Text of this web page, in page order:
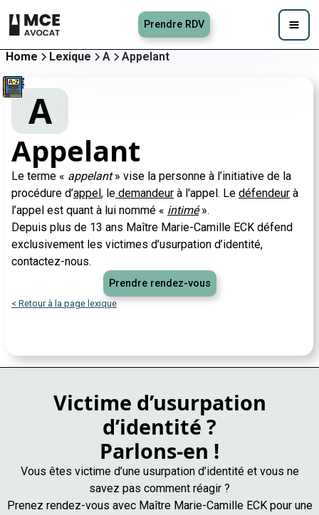
Prendre RDV
Home Lexique A Appelant
A
Appelant
Le terme « appelant» vise la personne à l’initiative de la
procédure d’appel, le demandeur à l'appel. Le défendeur à
l’appel est quant à lui nommé « intimé».
Depuis plus de 13 ans Maître Marie-Camille ECK défend
exclusivement les victimes d’usurpation d’identité,
contactez-nous.
Prendre rendez-vous
< Retour à la page lexique
Victime d’usurpation
d’identité ?
Parlons-en !
Vous êtes victime d’une usurpation d’identité et vous ne
savez pas comment réagir ?
Prenez rendez-vous avec Maître Marie-Camille ECK pour une